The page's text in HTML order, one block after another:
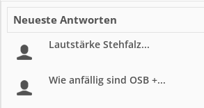
Neueste Antworten
Lautstärke Stehfalz...
Wie anfällig sind OSB +...